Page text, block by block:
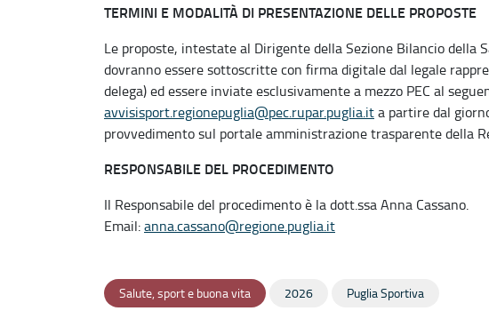
TERMINI E MODALITÀ DI PRESENTAZIONE DELLE PROPOSTE
Le proposte, intestate al Dirigente della Sezione Bilancio della
dovranno essere sottoscritte con firma digitale dal legale
delega) ed essere inviate esclusivamente a mezzo PEC al
avvisisport.regionepuglia@pec.rupar.puglia.ita partire dal
provvedimento sul portale amministrazione trasparente della
RESPONSABILE DEL PROCEDIMENTO
Il Responsabile del procedimento è la dott.ssa Anna Cassano.
Email:anna.cassano@regione.puglia.it
Salute, sport e buona vita 2026 Puglia Sportiva